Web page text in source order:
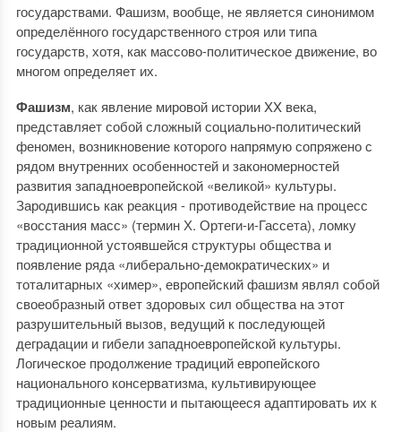
государствами. Фашизм, вообще, не является синонимом
определённого государственного строя или типа
государств, хотя, как массово-политическое движение, во
многом определяет их.
Фашизм, как явление мировой истории XX века,
представляет собой сложный социально-политический
феномен, возникновение которого напрямую сопряжено с
рядом внутренних особенностей и закономерностей
развития западноевропейской «великой» культуры.
Зародившись как реакция - противодействие на процесс
«восстания масс» (термин Х. Ортеги-и-Гассета), ломку
традиционной устоявшейся структуры общества и
появление ряда «либерально-демократических» и
тоталитарных «химер», европейский фашизм являл собой
своеобразный ответ здоровых сил общества на этот
разрушительный вызов, ведущий к последующей
деградации и гибели западноевропейской культуры.
Логическое продолжение традиций европейского
национального консерватизма, культивирующее
традиционные ценности и пытающееся адаптировать их к
новым реалиям.